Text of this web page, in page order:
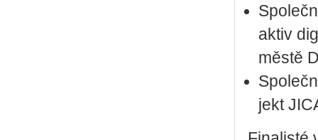
aktiv
městě
jekt